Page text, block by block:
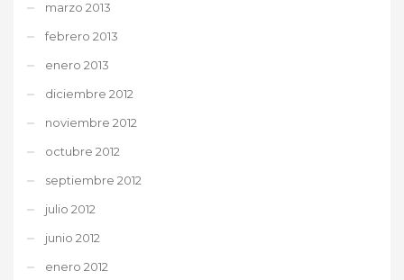
marzo 2013
febrero 2013
enero 2013
diciembre 2012
noviembre 2012
octubre 2012
septiembre 2012
julio 2012
junio 2012
enero 2012